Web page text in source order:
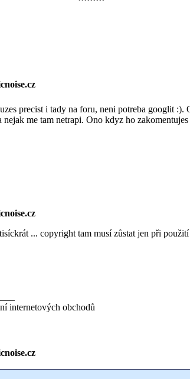
precist i tady na foru, neni potreba googlit :).
nejak me tam netrapi. Ono kdyz ho
... copyright tam musí zůstat jen při
internetových obchodů